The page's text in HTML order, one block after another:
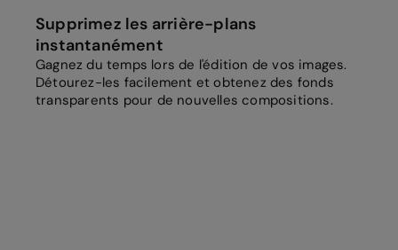
Supprimez les arrière-plans
instantanément
Gagnez du temps lors de l'édition de vos images.
Détourez-les facilement et obtenez des fonds
transparents pour de nouvelles compositions.